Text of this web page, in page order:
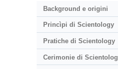
Background e origini
Princìpi di Scientology
Pratiche di Scientology
Cerimonie di